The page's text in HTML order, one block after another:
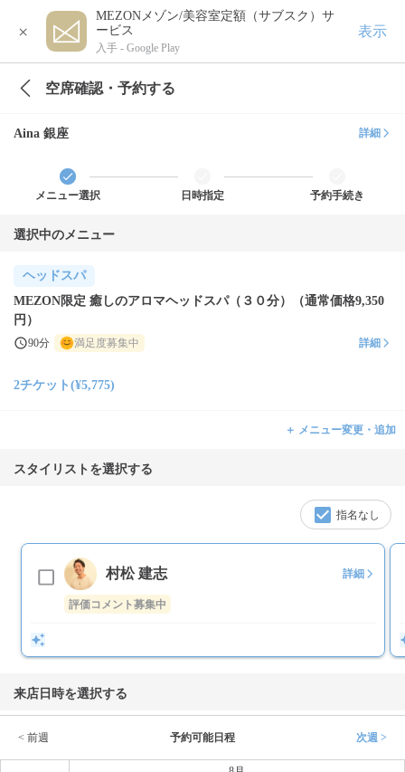
×
MEZONメゾン/美容室定額（サブスク）サ
ービス
入手 - Google Play
表示
空席確認・予約する
Aina 銀座 詳細
メニュー選択 日時指定 予約手続き
選択中のメニュー
ヘッドスパ
MEZON限定 癒しのアロマヘッドスパ（３０分）（通常価格9,350
円）
90分 満足度募集中 詳細
2チケット(¥5,775)
＋ メニュー変更・追加
スタイリストを選択する
指名なし
村松 建志 詳細
評価コメント募集中
来店日時を選択する
< 前週 予約可能日程 次週 >